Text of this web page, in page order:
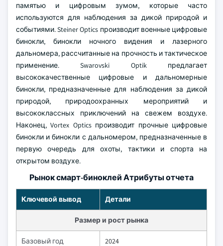
памятью и цифровым зумом, которые часто
используются для наблюдения за дикой природой и
событиями. Steiner Optics производит военные цифровые
бинокли, бинокли ночного видения и лазерного
дальномера, рассчитанные на прочность и тактическое
применение. Swarovski Optik предлагает
высококачественные цифровые и дальномерные
бинокли, предназначенные для наблюдения за дикой
природой, природоохранных мероприятий и
высококлассных приключений на свежем воздухе.
Наконец, Vortex Optics производит прочные цифровые
бинокли и бинокли с дальномером, предназначенные в
первую очередь для охоты, тактики и спорта на
открытом воздухе.
Рынок смарт-биноклей Атрибуты отчета
Ключевой вывод Детали
Размер и рост рынка
Базовый год 2024